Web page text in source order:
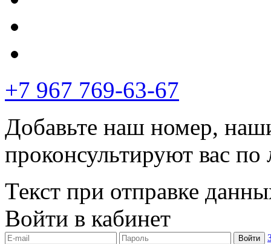
+7 967 769-63-67
Добавьте наш номер,
проконсультируют вас
Текст при отправке
Войти в кабинет
Войти